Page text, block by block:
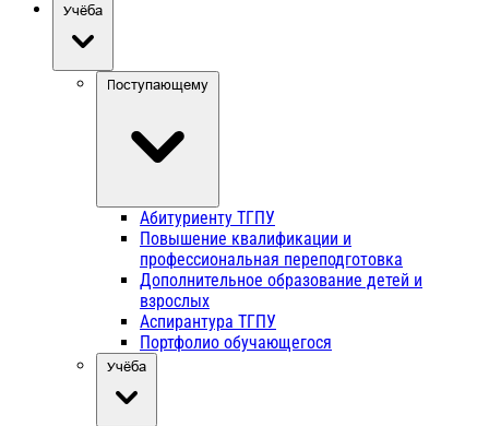
Учёба
Поступающему
Абитуриенту ТГПУ
Повышение квалификации и
профессиональная переподготовка
Дополнительное образование детей и
взрослых
Аспирантура ТГПУ
Портфолио обучающегося
Учёба